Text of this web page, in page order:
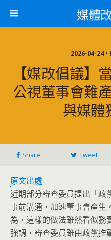
媒體
【媒改倡議】
公視董事會難
與媒體
Share Tweet
原文出處
近期部分審查委員提出「政
事前溝通，加速董事會產生
為，這樣的做法雖然看似務
強調，審查委員雖由政黨推